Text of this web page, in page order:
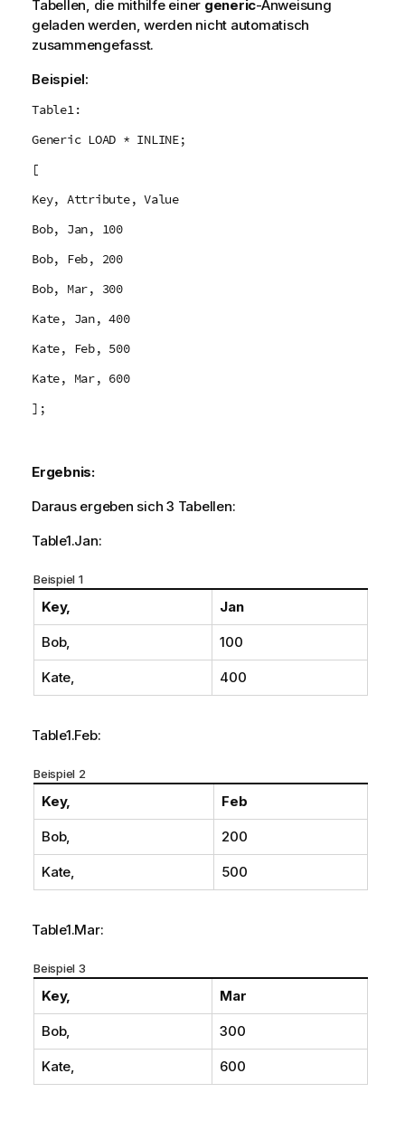
Tabellen, die mithilfe einer generic-Anweisung
geladen werden, werden nicht automatisch
zusammengefasst.
Beispiel:
Table1:
Generic LOAD * INLINE;
[
Key, Attribute, Value
Bob, Jan, 100
Bob, Feb, 200
Bob, Mar, 300
Kate, Jan, 400
Kate, Feb, 500
Kate, Mar, 600
];
Ergebnis:
Daraus ergeben sich 3 Tabellen:
Table1.Jan:
Beispiel 1
Key, Jan
Bob, 100
Kate, 400
Table1.Feb:
Beispiel 2
Key, Feb
Bob, 200
Kate, 500
Table1.Mar:
Beispiel 3
Key, Mar
Bob, 300
Kate, 600